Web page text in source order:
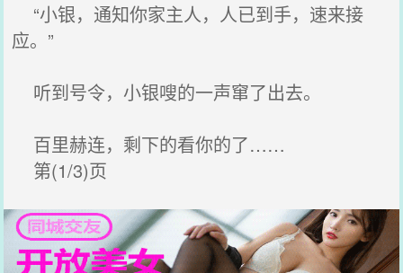
“小银，通知你家主人，人已到手，速来接
应。”
听到号令，小银嗖的一声窜了出去。
百里赫连，剩下的看你的了……
第(1/3)页